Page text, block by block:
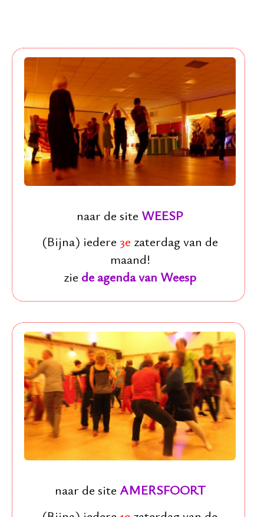
naar de site WEESP
(Bijna) iedere 3e zaterdag van de
maand!
zie de agenda van Weesp
naar de site AMERSFOORT